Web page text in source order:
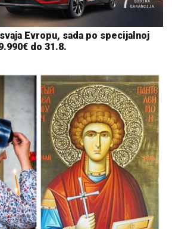
Evropu, sada po specijalnoj
do 31.8.